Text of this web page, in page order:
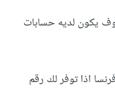
يكون لديه حسابات
اذا توفر لك رقم